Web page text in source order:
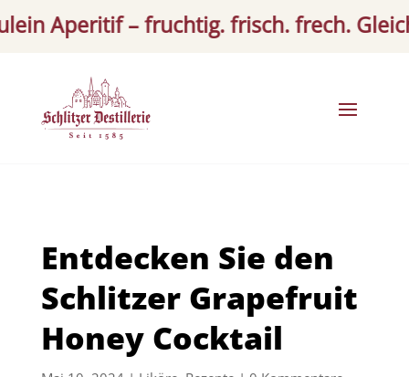
Aperitif – fruchtig. frisch. frech. Gleich
Entdecken Sie den
Schlitzer Grapefruit
Honey Cocktail